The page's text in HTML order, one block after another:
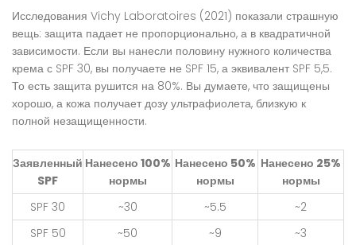
Исследования Vichy Laboratoires (2021) показали страшную
вещь: защита падает не пропорционально, а в квадратичной
зависимости. Если вы нанесли половину нужного количества
крема с SPF 30, вы получаете не SPF 15, а эквивалент SPF 5,5.
То есть защита рушится на 80%. Вы думаете, что защищены
хорошо, а кожа получает дозу ультрафиолета, близкую к
полной незащищенности.
Заявленный
SPF
Нанесено 100%
нормы
Нанесено 50%
нормы
Нанесено 25%
нормы
SPF 30
~30 ~5.5
~2
SPF 50
~50 ~9
~3